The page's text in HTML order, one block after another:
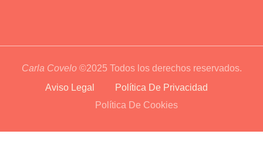
Carla Covelo©2025 Todos los derechos reservados.
Aviso Legal
Política De Privacidad
Política De Cookies